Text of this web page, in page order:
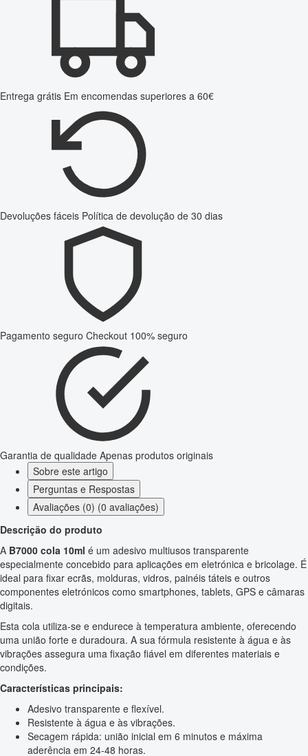
Entrega grátis Em encomendas superiores a 60€
Devoluções fáceis Política de devolução de 30 dias
Pagamento seguro Checkout 100% seguro
Garantia de qualidade Apenas produtos originais
Sobre este artigo
Perguntas e Respostas
Avaliações (0) (0 avaliações)
Descrição do produto
A B7000 cola 10ml é um adesivo multiusos transparente
especialmente concebido para aplicações em eletrónica e bricolage. É
ideal para fixar ecrãs, molduras, vidros, painéis táteis e outros
componentes eletrónicos como smartphones, tablets, GPS e câmaras
digitais.
Esta cola utiliza-se e endurece à temperatura ambiente, oferecendo
uma união forte e duradoura. A sua fórmula resistente à água e às
vibrações assegura uma fixação fiável em diferentes materiais e
condições.
Características principais:
Adesivo transparente e flexível.
Resistente à água e às vibrações.
Secagem rápida: união inicial em 6 minutos e máxima
aderência em 24-48 horas.